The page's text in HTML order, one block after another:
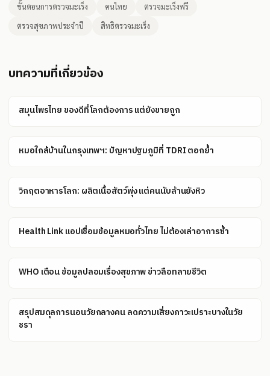
ขั้นตอนการตรวจมะเร็ง คนไทย
ตรวจมะเร็งฟรี
ตรวจสุขภาพประจำปี
สิทธิตรวจมะเร็ง
บทความที่เกี่ยวข้อง
สมุนไพรไทย ของดีที่โลกต้องการ แต่ยังขายถูก
หมอใกล้บ้านในกรุงเทพฯ: ปัญหาปฐมภูมิที่ TDRI ตอกย้ำ
วิกฤตอาหารโลก: ผลิตเนื้อสัตว์พุ่ง แต่คนนับล้านยังหิว
Health Link แอปเชื่อมข้อมูลหมอทั่วไทย ไม่ต้องเล่าอาการซ้ำ
WHO เตือน ข้อมูลปลอมเรื่องสุขภาพ ข่าวลือทลายชีวิต
สรุปสมดุลการนอนวัยกลางคน ลดความเสี่ยงภาวะเปราะบางในวัย
ชรา